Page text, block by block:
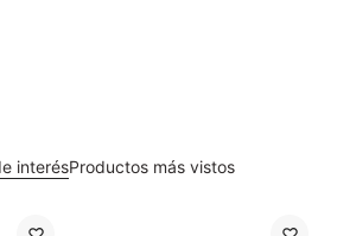
interésProductos más vistos